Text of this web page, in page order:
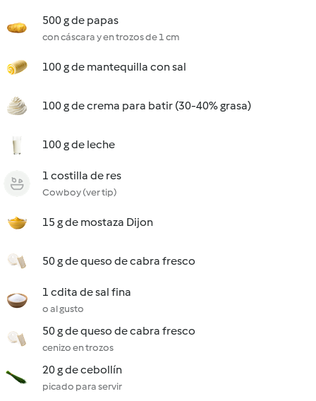
500 g de papas
con cáscara y en trozos de 1 cm
100 g de mantequilla con sal
100 g de crema para batir (30-40% grasa)
100 g de leche
1 costilla de res
Cowboy (ver tip)
15 g de mostaza Dijon
50 g de queso de cabra fresco
1 cdita de sal fina
o al gusto
50 g de queso de cabra fresco
cenizo en trozos
20 g de cebollín
picado para servir